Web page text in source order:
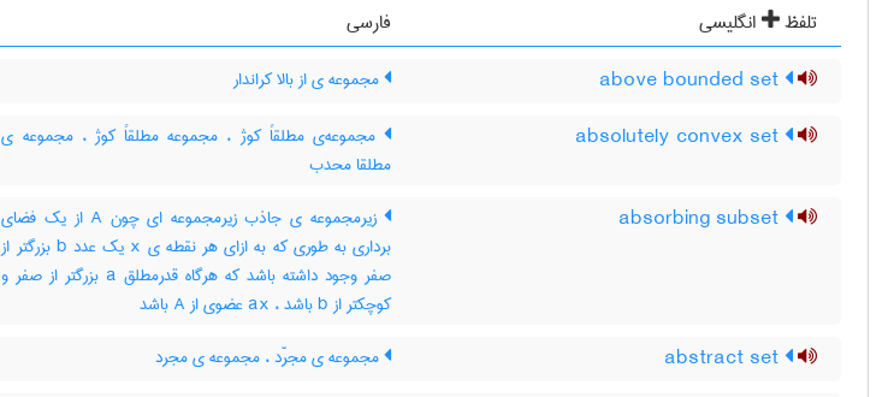
تلفظ انگلیسی
فارسی
مجموعه ی از بالا کراندار
مجموعه‌ی مطلقاً کوژ ، مجموعه مطلقاً کوژ ، مجموعه ی
مطلقا محدب
زیرمجموعه ی جاذب زیرمجموعه ای چون A از یک فضای
برداری به طوری که به ازای هر نقطه ی x یک عدد b بزرگتر از
صفر وجود داشته باشد که هرگاه قدرمطلق a بزرگتر از صفر و
کوچکتر از b باشد ، ax عضوی از A باشد
مجموعه ی مجرّد ، مجموعه ی مجرد